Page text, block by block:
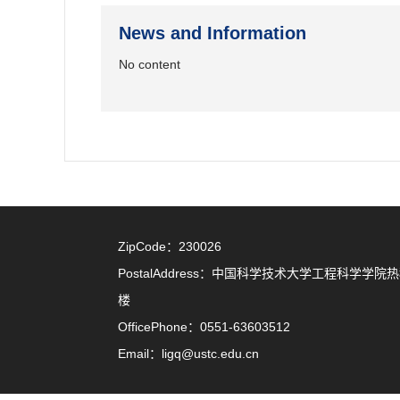
News and Information
No content
ZipCode： 230026
PostalAddress： 中国科学技术大学工程科学学院
楼
OfficePhone： 0551-63603512
Email： ligq@ustc.edu.cn